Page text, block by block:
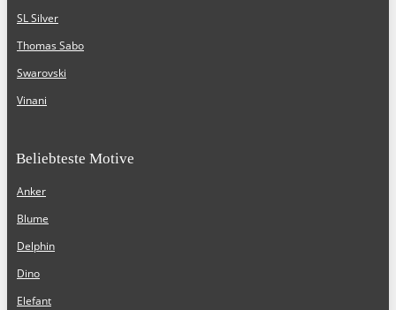
SL Silver
Thomas Sabo
Swarovski
Vinani
Beliebteste Motive
Anker
Blume
Delphin
Dino
Elefant